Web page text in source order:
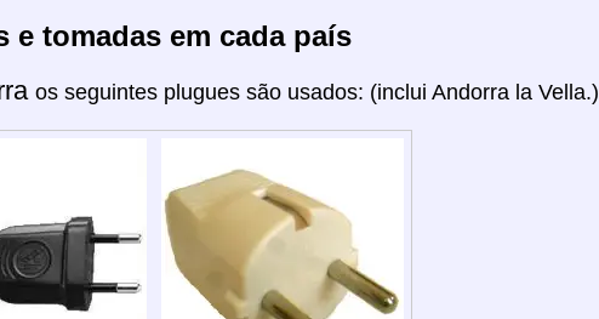
e tomadas em cada país
os seguintes plugues são usados: (inclui Andorra la Vella.)